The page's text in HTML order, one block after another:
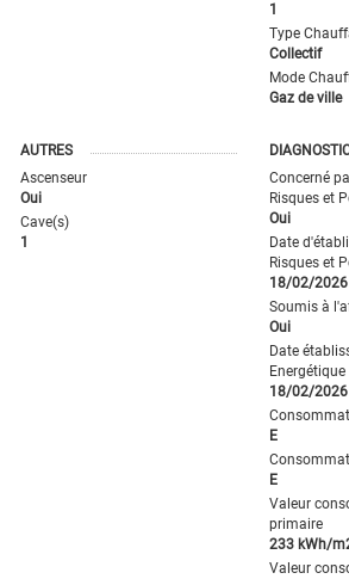
1
Type
Collectif
Mode
Gaz de ville
AUTRES
Ascenseur
Oui
Cave(s)
1
Concerné
Risques et
Oui
Date
Risques et
18/02/2026
Soumis à
Oui
Date
Energétique
18/02/2026
E
E
Valeur
primaire
233 kWh/
Valeur